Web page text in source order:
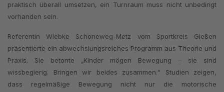
praktisch überall umsetzen, ein Turnraum muss nicht unbedingt
vorhanden sein.
Referentin Wiebke Schoneweg-Metz vom Sportkreis Gießen
präsentierte ein abwechslungsreiches Programm aus Theorie und
Praxis. Sie betonte „Kinder mögen Bewegung – sie sind
wissbegierig. Bringen wir beides zusammen.“ Studien zeigen,
dass regelmäßige Bewegung nicht nur die motorische